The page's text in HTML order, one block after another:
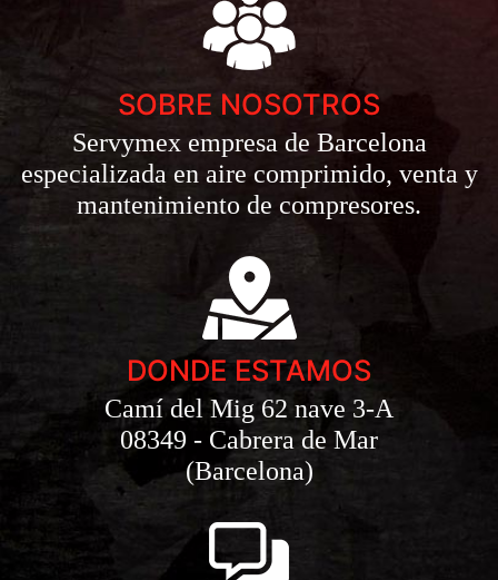
SOBRE NOSOTROS
Servymex empresa de Barcelona
especializada en aire comprimido, venta y
mantenimiento de compresores.
DONDE ESTAMOS
Camí del Mig 62 nave 3-A
08349 - Cabrera de Mar
(Barcelona)